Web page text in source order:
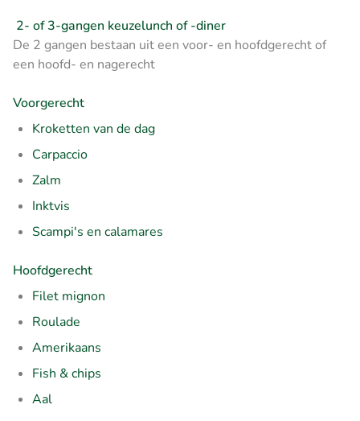
2- of 3-gangen keuzelunch of -diner
De 2 gangen bestaan uit een voor- en hoofdgerecht of
een hoofd- en nagerecht
Voorgerecht
Kroketten van de dag
Carpaccio
Zalm
Inktvis
Scampi's en calamares
Hoofdgerecht
Filet mignon
Roulade
Amerikaans
Fish & chips
Aal